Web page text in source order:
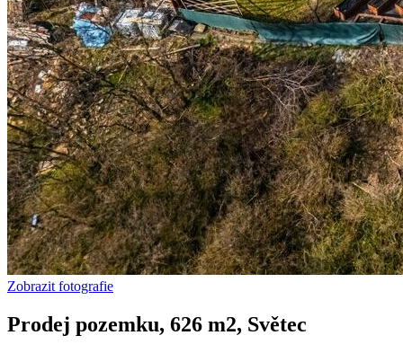
Zobrazit fotografie
Prodej pozemku, 626 m2, Světec